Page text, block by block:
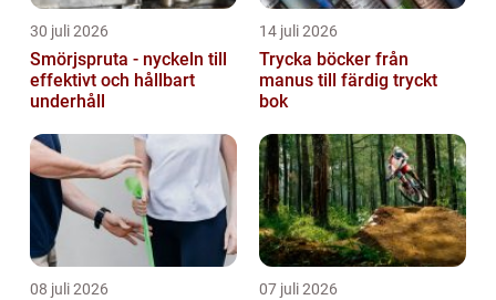
30 juli 2026
Smörjspruta - nyckeln till
effektivt och hållbart
underhåll
14 juli 2026
Trycka böcker från
manus till färdig tryckt
bok
08 juli 2026 07 juli 2026